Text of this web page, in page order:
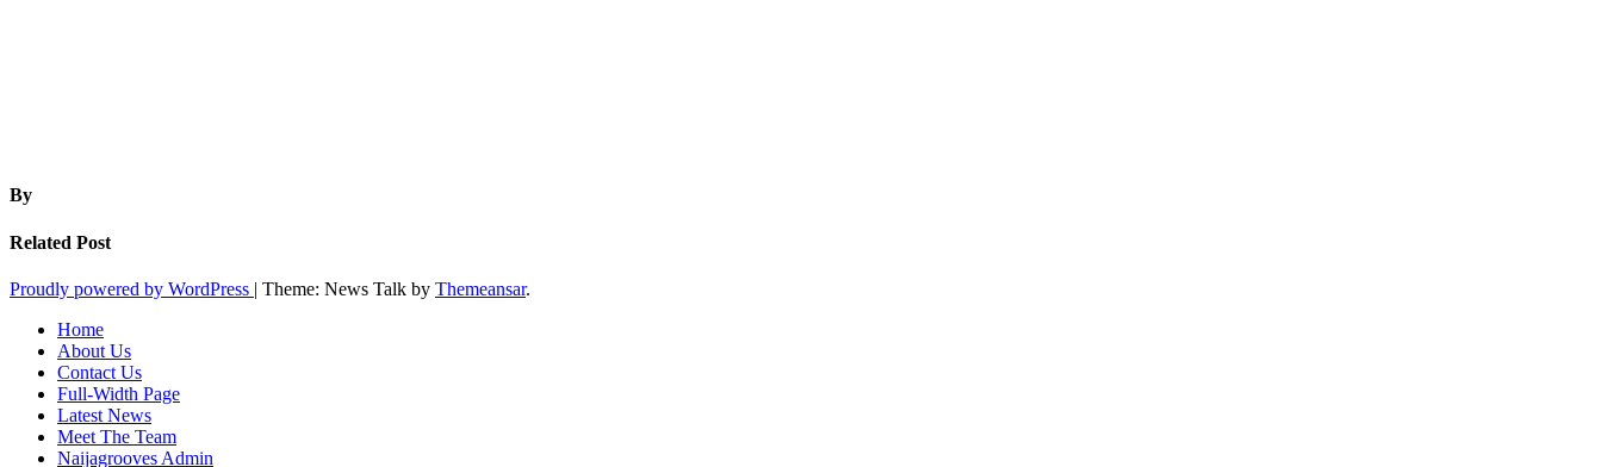
By
Related Post
Proudly powered by WordPress | Theme: News Talk by Themeansar.
Home
About Us
Contact Us
Full-Width Page
Latest News
Meet The Team
Naijagrooves Admin